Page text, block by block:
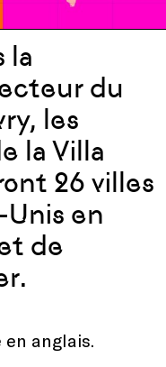
la
du
les
la Villa
26 villes
en
de
anglais.